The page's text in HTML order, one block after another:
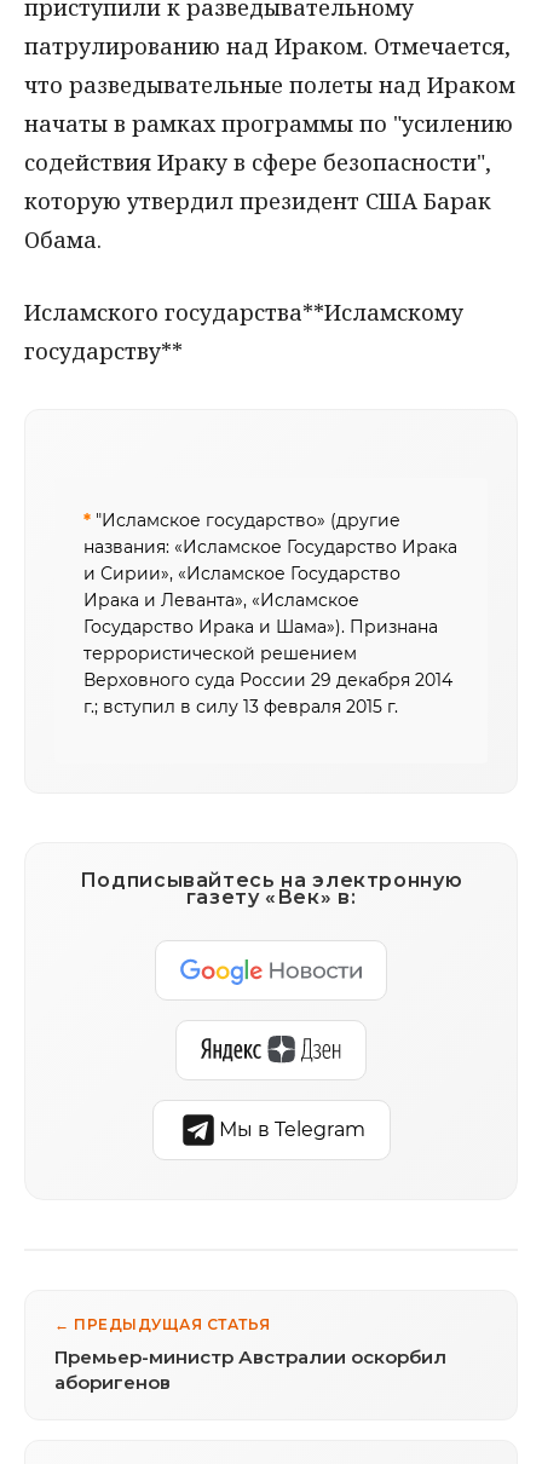
приступили к разведывательному
патрулированию над Ираком. Отмечается,
что разведывательные полеты над Ираком
начаты в рамках программы по "усилению
содействия Ираку в сфере безопасности",
которую утвердил президент США Барак
Обама.
Исламского государства**Исламскому
государству**
* "Исламское государство» (другие
названия: «Исламское Государство Ирака
и Сирии», «Исламское Государство
Ирака и Леванта», «Исламское
Государство Ирака и Шама»). Признана
террористической решением
Верховного суда России 29 декабря 2014
г.; вступил в силу 13 февраля 2015 г.
Подписывайтесь на электронную
газету «Век» в:
Мы в Telegram
← ПРЕДЫДУЩАЯ СТАТЬЯ
Премьер-министр Австралии оскорбил
аборигенов